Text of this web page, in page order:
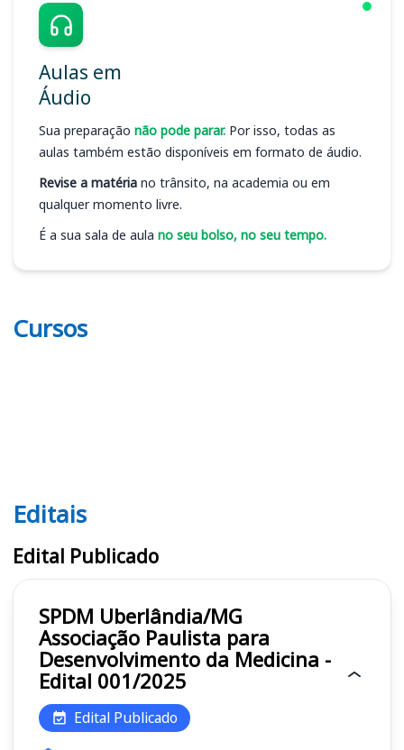
Aulas em
Áudio
Sua preparação não pode parar. Por isso, todas as
aulas também estão disponíveis em formato de áudio.
Revise a matéria no trânsito, na academia ou em
qualquer momento livre.
É a sua sala de aula no seu bolso, no seu tempo.
Cursos
Editais SPDM
Editais
Edital Publicado
SPDM Uberlândia/MG
Associação Paulista para
Desenvolvimento da Medicina -
Edital 001/2025
Edital Publicado